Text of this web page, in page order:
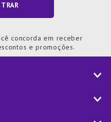
concorda em receber
e promoções.